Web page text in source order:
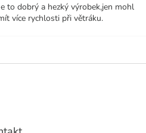
to dobrý a hezký výrobek,jen mohl
více rychlosti při větráku.